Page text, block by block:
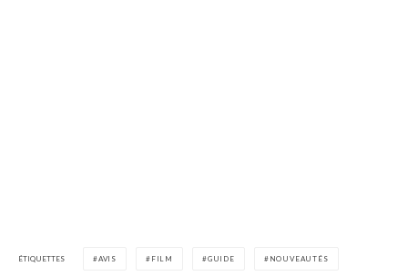
ÉTIQUETTES AVIS FILM GUIDE NOUVEAUTÉS